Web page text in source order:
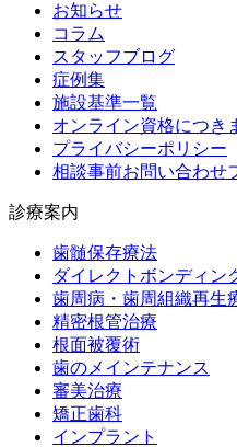
お知らせ
コラム
スタッフブログ
症例集
施設基準一覧
オンライン資格につき
プライバシーポリシー
相談事前お問い合わせ
診療案内
歯髄保存療法
ダイレクトボンディン
歯周病・歯周組織再生
精密根管治療
根面被覆術
歯のメインテナンス
審美治療
矯正歯科
インプラント